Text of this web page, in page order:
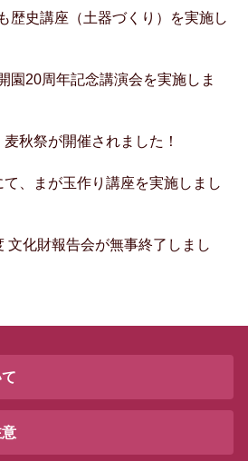
歴史講座（土器づくり）を実施し
園20周年記念講演会を実施しま
麦秋祭が開催されました！
て、まが玉作り講座を実施しまし
文化財報告会が無事終了しまし